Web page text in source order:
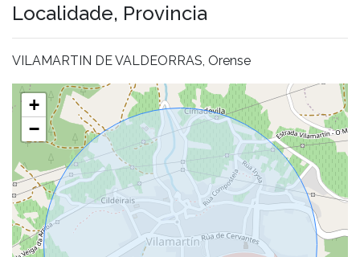
Localidade, Provincia
VILAMARTIN DE VALDEORRAS, Orense
+
−